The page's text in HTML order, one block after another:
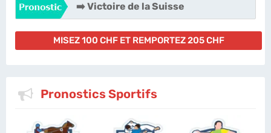
➡️ Victoire de la Suisse
MISEZ 100 CHF ET REMPORTEZ 205 CHF
Pronostics Sportifs